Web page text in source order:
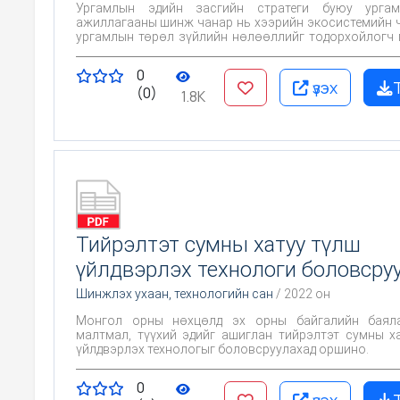
Ургамлын эдийн засгийн стратеги буюу
ажиллагааны шинж чанар нь хээрийн экосистемийн чиг үүрэгт
ургамлын төрөл зүйлийн нөлөөллийг тодорхойлогч гол хүчин
бүлгэмдлийн бүтэц, хээрийн экосистемийн олон
хоорондын холбоо, тэдгээрт ургамал
бэлчээрлэлт хэрхэн нөлөөлдөг мөн
0
(0)
1.8K үзэх
Тийрэлтэт сумны хатуу түлш
үйлдвэрлэх технологи
Шинжлэх ухаан, технологийн сан / 2022 он
Монгол орны нөхцөлд эх орны байгалийн
малтмал, түүхий эдийг ашиглан тийрэлтэт сумны
үйлдвэрлэх технологыг боловсруулахад оршино.
0